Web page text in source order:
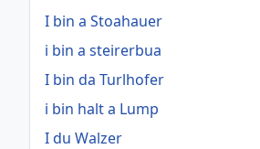
I bin a Stoahauer
i bin a steirerbua
I bin da Turlhofer
i bin halt a Lump
I du Walzer